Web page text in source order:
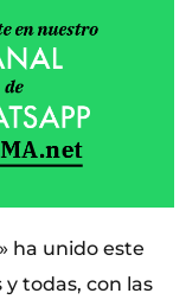
ha unido este
todas, con las